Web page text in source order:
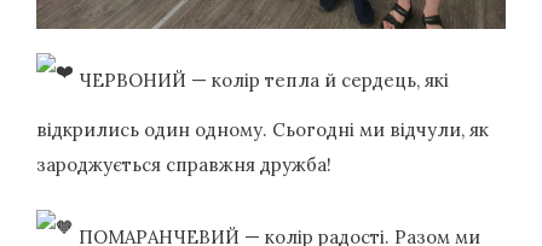
ЧЕРВОНИЙ — колір тепла й сердець, які
відкрились один одному. Сьогодні ми відчули, як
зароджується справжня дружба!
ПОМАРАНЧЕВИЙ — колір радості. Разом ми